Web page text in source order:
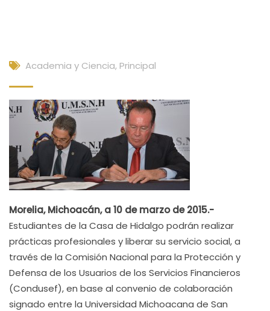
Academia y Ciencia, Principal
Morelia, Michoacán, a 10 de marzo de 2015.-
Estudiantes de la Casa de Hidalgo podrán realizar
prácticas profesionales y liberar su servicio social, a
través de la Comisión Nacional para la Protección y
Defensa de los Usuarios de los Servicios Financieros
(Condusef), en base al convenio de colaboración
signado entre la Universidad Michoacana de San